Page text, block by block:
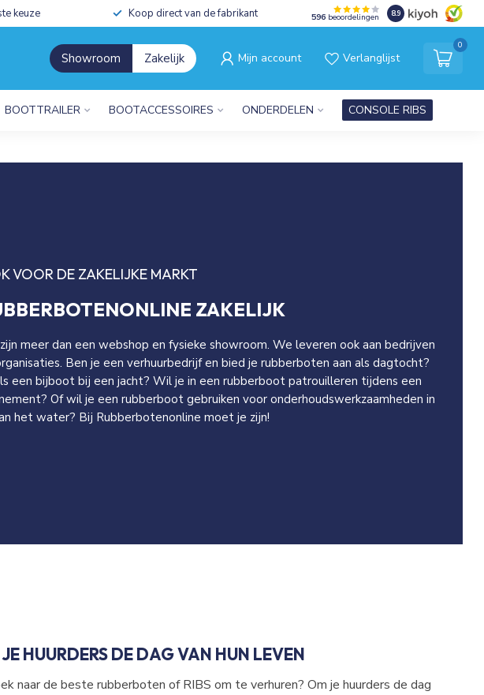
keuze Koop direct van de fabrikant 596 beoordelingen 8.9
Showroom Zakelijk Mijn account Verlanglijst
0
BOOTTRAILER BOOTACCESSOIRES ONDERDELEN CONSOLE RIBS
VOOR DE ZAKELIJKE MARKT
ZAKELIJK
meer dan een webshop en fysieke showroom. We leveren ook aan bedrijven
Ben je een verhuurbedrijf en bied je rubberboten aan als dagtocht?
een bijboot bij een jacht? Wil je in een rubberboot patrouilleren tijdens een
Of wil je een rubberboot gebruiken voor onderhoudswerkzaamheden in
het water? Bij Rubberbotenonline moet je zijn!
HUURDERS DE DAG VAN HUN LEVEN
naar de beste rubberboten of RIBS om te verhuren? Om je huurders de dag